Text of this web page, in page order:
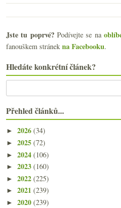
Jste tu poprvé?Podívejte se na
fanouškem stránek na Facebooku.
Hledáte konkrétní článek?
Přehled článků...
► 2026 (34)
► 2025 (72)
► 2024 (106)
► 2023 (160)
► 2022 (225)
► 2021 (239)
► 2020 (239)